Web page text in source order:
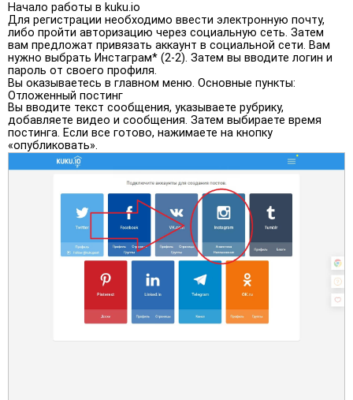
Начало работы в kuku.io
Для регистрации необходимо ввести электронную почту,
либо пройти авторизацию через социальную сеть. Затем
вам предложат привязать аккаунт в социальной сети. Вам
нужно выбрать Инстаграм* (2-2). Затем вы вводите логин и
пароль от своего профиля.
Вы оказываетесь в главном меню. Основные пункты:
Отложенный постинг
Вы вводите текст сообщения, указываете рубрику,
добавляете видео и сообщения. Затем выбираете время
постинга. Если все готово, нажимаете на кнопку
«опубликовать».